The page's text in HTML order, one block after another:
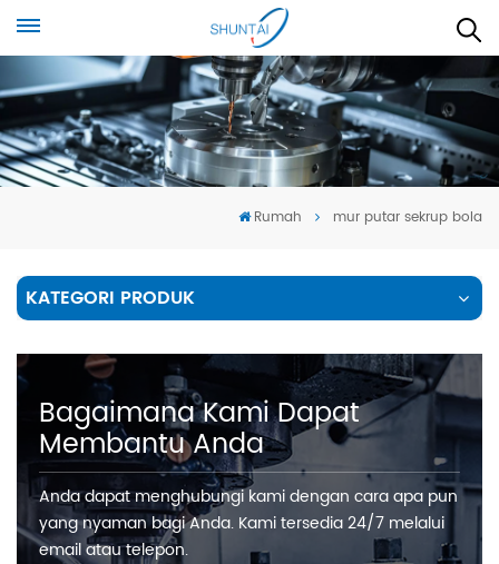
Rumah mur putar sekrup bola
KATEGORI PRODUK
Bagaimana Kami Dapat
Membantu Anda
Anda dapat menghubungi kami dengan cara apa pun
yang nyaman bagi Anda. Kami tersedia 24/7 melalui
email atau telepon.